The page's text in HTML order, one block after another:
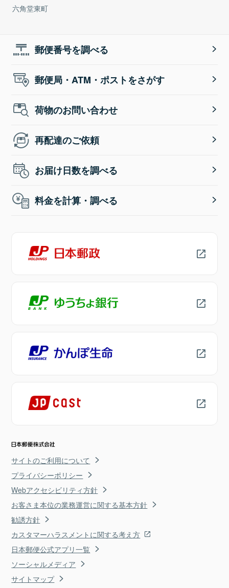
六角堂東町
郵便番号を調べる
郵便局・ATM・ポストをさがす
荷物のお問い合わせ
再配達のご依頼
お届け日数を調べる
料金を計算・調べる
サイトのご利用について
プライバシーポリシー
Webアクセシビリティ方針
お客さま本位の業務運営に関する基本方針
勧誘方針
カスタマーハラスメントに関する考え方
日本郵便公式アプリ一覧
ソーシャルメディア
サイトマップ